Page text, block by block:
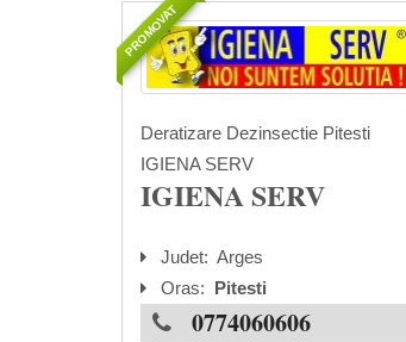
PROMOVAT
Deratizare Dezinsectie Pitesti
IGIENA SERV
IGIENA SERV
Judet: Arges
Oras: Pitesti
0774060606